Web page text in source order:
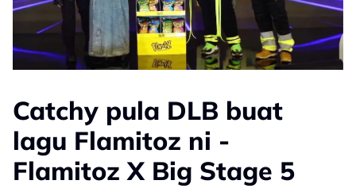
Catchy pula DLB buat
lagu Flamitoz ni -
Flamitoz X Big Stage 5